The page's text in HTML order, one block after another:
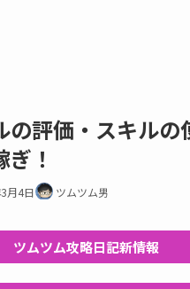
の評価・スキル
！
月4日 ツムツム男
ツムツム攻略日記新情報